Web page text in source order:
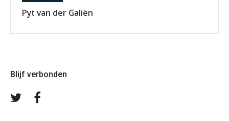
Pyt van der Galiën
Blijf verbonden
Volg